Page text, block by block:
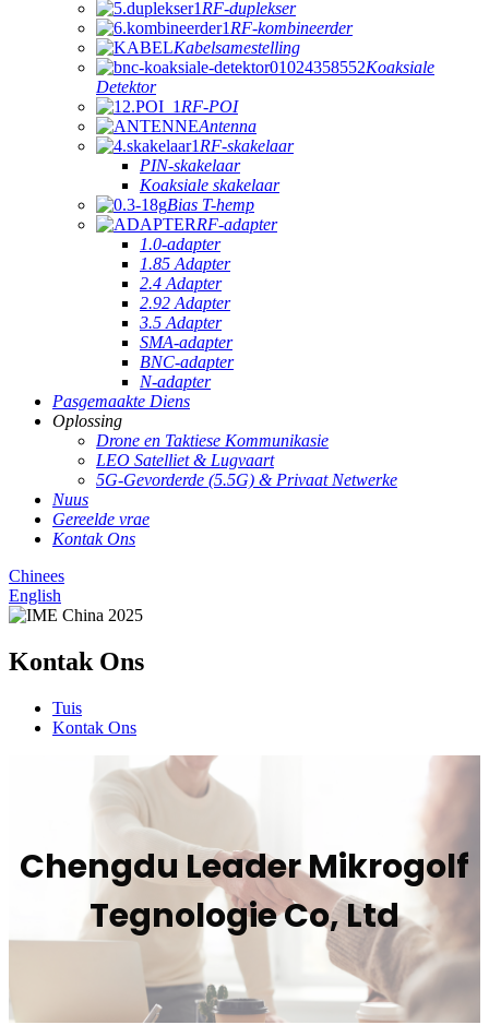
RF-duplekser
RF-kombineerder
Kabelsamestelling
Koaksiale
Detektor
RF-POI
Antenna
RF-skakelaar
PIN-skakelaar
Koaksiale skakelaar
Bias T-hemp
RF-adapter
1.0-adapter
1.85 Adapter
2.4 Adapter
2.92 Adapter
3.5 Adapter
SMA-adapter
BNC-adapter
N-adapter
Pasgemaakte Diens
Oplossing
Drone en Taktiese Kommunikasie
LEO Satelliet & Lugvaart
5G-Gevorderde (5.5G) & Privaat Netwerke
Nuus
Gereelde vrae
Kontak Ons
Chinees
English
Kontak Ons
Tuis
Kontak Ons
Chengdu Leader Mikrogolf
Tegnologie Co, Ltd